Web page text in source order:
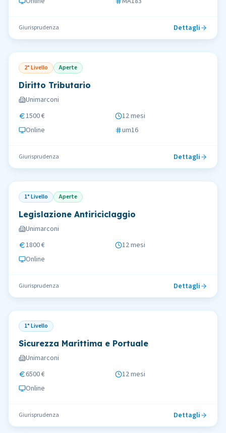
Giurisprudenza Dettagli
2° Livello Aperte
Diritto Tributario
Unimarconi
1500 €
12 mesi
Online
um16
Giurisprudenza Dettagli
1° Livello Aperte
Legislazione Antiriciclaggio
Unimarconi
1800 €
12 mesi
Online
Giurisprudenza Dettagli
1° Livello
Sicurezza Marittima e Portuale
Unimarconi
6500 €
12 mesi
Online
Giurisprudenza Dettagli